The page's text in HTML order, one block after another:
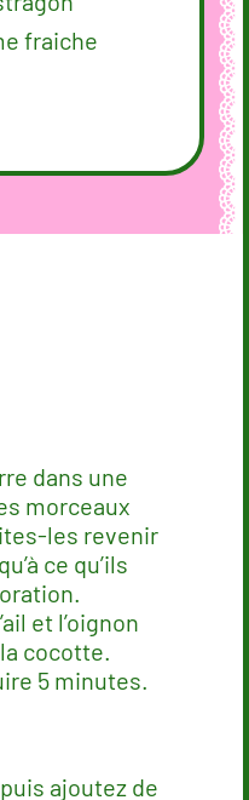
fraiche
dans une
morceaux
les revenir
ce qu’ils
et l’oignon
cocotte.
5 minutes.
ajoutez de